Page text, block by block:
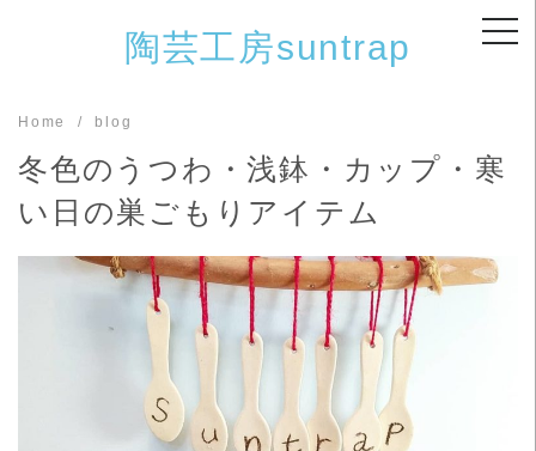
陶芸工房suntrap
Home blog
冬色のうつわ・浅鉢・カップ・寒
い日の巣ごもりアイテム